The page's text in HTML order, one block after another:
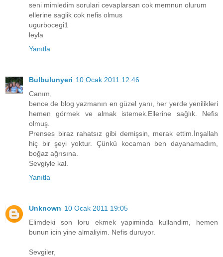
seni mimledim sorulari cevaplarsan cok memnun olurum
ellerine saglik cok nefis olmus
ugurbocegi1
leyla
Yanıtla
Bulbulunyeri 10 Ocak 2011 12:46
Canım,
bence de blog yazmanın en güzel yanı, her yerde yenilikleri
hemen görmek ve almak istemek.Ellerine sağlık. Nefis
olmuş.
Prenses biraz rahatsız gibi demişsin, merak ettim.İnşallah
hiç bir şeyi yoktur. Çünkü kocaman ben dayanamadım,
boğaz ağrısına.
Sevgiyle kal.
Yanıtla
Unknown 10 Ocak 2011 19:05
Elimdeki son loru ekmek yapiminda kullandim, hemen
bunun icin yine almaliyim. Nefis duruyor.
Sevgiler,